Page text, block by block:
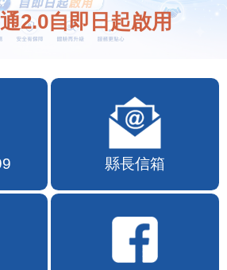
2.0自即日起啟用
縣長信箱